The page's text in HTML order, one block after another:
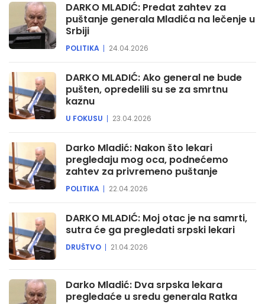
DARKO MLADIĆ: Predat zahtev za
puštanje generala Mladića na lečenje u
Srbiji
POLITIKA 24.04.2026
DARKO MLADIĆ: Ako general ne bude
pušten, opredelili su se za smrtnu
kaznu
U FOKUSU 23.04.2026
Darko Mladić: Nakon što lekari
pregledaju mog oca, podnećemo
zahtev za privremeno puštanje
POLITIKA 22.04.2026
DARKO MLADIĆ: Moj otac je na samrti,
sutra će ga pregledati srpski lekari
DRUŠTVO 21.04.2026
Darko Mladić: Dva srpska lekara
pregledaće u sredu generala Ratka